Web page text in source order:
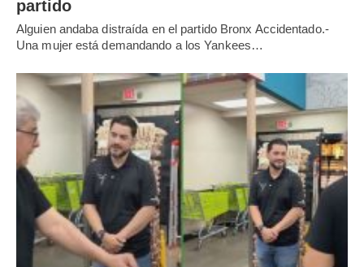
partido
Alguien andaba distraída en el partido Bronx Accidentado.-
Una mujer está demandando a los Yankees…